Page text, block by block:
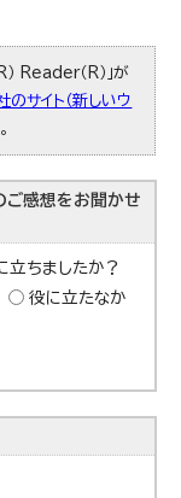
Reader（R）」が
のサイト（新しいウ
ご感想をお聞かせ
立ちましたか？
役に立たなか